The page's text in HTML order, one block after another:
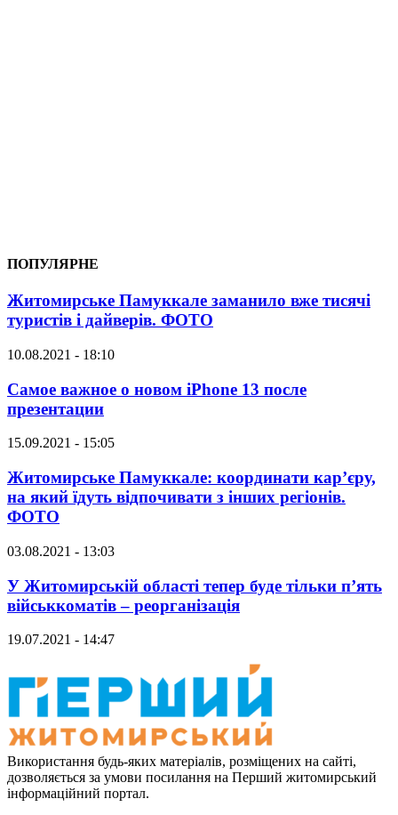
ПОПУЛЯРНЕ
Житомирське Памуккале заманило вже тисячі
туристів і дайверів. ФОТО
10.08.2021 - 18:10
Самое важное о новом iPhone 13 после
презентации
15.09.2021 - 15:05
Житомирське Памуккале: координати кар’єру,
на який їдуть відпочивати з інших регіонів.
ФОТО
03.08.2021 - 13:03
У Житомирській області тепер буде тільки п’ять
військкоматів – реорганізація
19.07.2021 - 14:47
Використання будь-яких матеріалів, розміщених на сайті,
дозволяється за умови посилання на Перший житомирський
інформаційний портал.